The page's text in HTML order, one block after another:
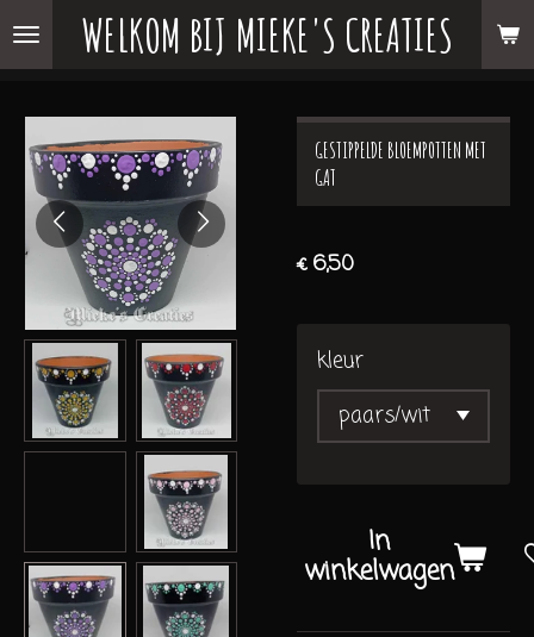
Ga
hoofdinhoud
WELKOM BIJ MIEKE'S CREATIES
GESTIPPELDE BLOEMPOTTEN MET
GAT
€ 6,50
kleur
In
winkelwagen